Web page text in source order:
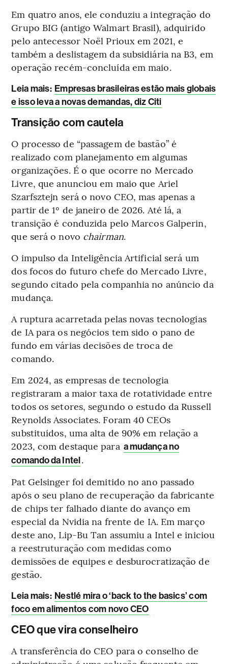
Em quatro anos, ele conduziu a integração do
Grupo BIG (antigo Walmart Brasil), adquirido
pelo antecessor Noël Prioux em 2021, e
também a deslistagem da subsidiária na B3, em
operação recém-concluída em maio.
Leia mais: Empresas brasileiras estão mais globais
e isso leva a novas demandas, diz Citi
Transição com cautela
O processo de “passagem de bastão” é
realizado com planejamento em algumas
organizações. É o que ocorre no Mercado
Livre, que anunciou em maio que Ariel
Szarfsztejn será o novo CEO, mas apenas a
partir de 1º de janeiro de 2026. Até lá, a
transição é conduzida pelo Marcos Galperin,
que será o novo chairman.
O impulso da Inteligência Artificial será um
dos focos do futuro chefe do Mercado Livre,
segundo citado pela companhia no anúncio da
mudança.
A ruptura acarretada pelas novas tecnologias
de IA para os negócios tem sido o pano de
fundo em várias decisões de troca de
comando.
Em 2024, as empresas de tecnologia
registraram a maior taxa de rotatividade entre
todos os setores, segundo o estudo da Russell
Reynolds Associates. Foram 40 CEOs
substituídos, uma alta de 90% em relação a
2023, com destaque para a mudança no
comando da Intel.
Pat Gelsinger foi demitido no ano passado
após o seu plano de recuperação da fabricante
de chips ter falhado diante do avanço em
especial da Nvidia na frente de IA. Em março
deste ano, Lip-Bu Tan assumiu a Intel e iniciou
a reestruturação com medidas como
demissões de equipes e desburocratização de
gestão.
Leia mais: Nestlé mira o ‘back to the basics’ com
foco em alimentos com novo CEO
CEO que vira conselheiro
A transferência do CEO para o conselho de